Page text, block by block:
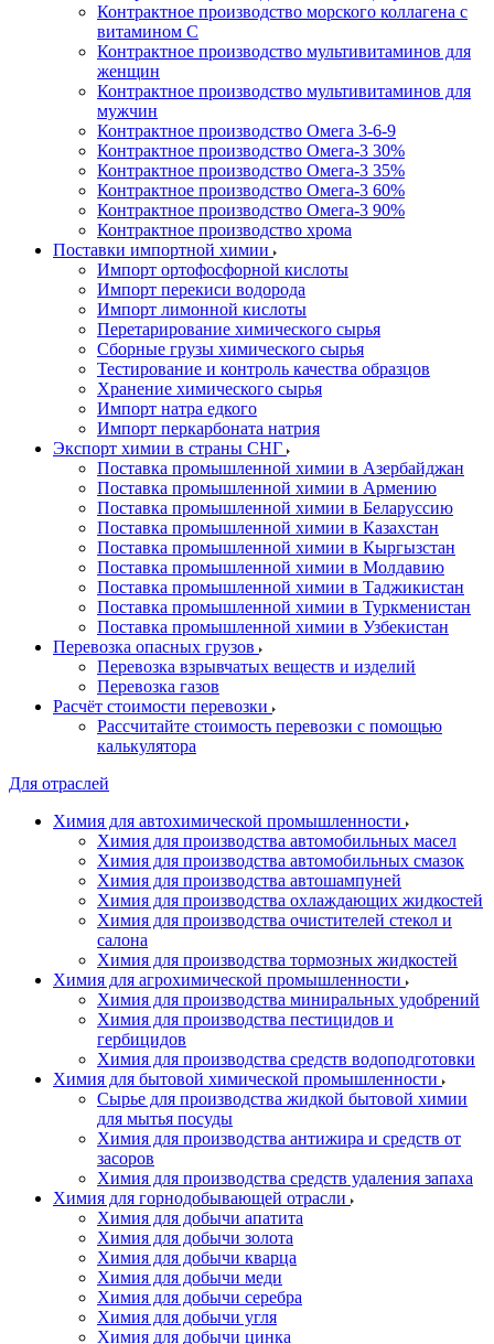
Контрактное производство морского коллагена с
витамином С
Контрактное производство мультивитаминов для
женщин
Контрактное производство мультивитаминов для
мужчин
Контрактное производство Омега 3-6-9
Контрактное производство Омега-3 30%
Контрактное производство Омега-3 35%
Контрактное производство Омега-3 60%
Контрактное производство Омега-3 90%
Контрактное производство хрома
Поставки импортной химии
Импорт ортофосфорной кислоты
Импорт перекиси водорода
Импорт лимонной кислоты
Перетарирование химического сырья
Сборные грузы химического сырья
Тестирование и контроль качества образцов
Хранение химического сырья
Импорт натра едкого
Импорт перкарбоната натрия
Экспорт химии в страны СНГ
Поставка промышленной химии в Азербайджан
Поставка промышленной химии в Армению
Поставка промышленной химии в Беларуссию
Поставка промышленной химии в Казахстан
Поставка промышленной химии в Кыргызстан
Поставка промышленной химии в Молдавию
Поставка промышленной химии в Таджикистан
Поставка промышленной химии в Туркменистан
Поставка промышленной химии в Узбекистан
Перевозка опасных грузов
Перевозка взрывчатых веществ и изделий
Перевозка газов
Расчёт стоимости перевозки
Рассчитайте стоимость перевозки с помощью
калькулятора
Для отраслей
Химия для автохимической промышленности
Химия для производства автомобильных масел
Химия для производства автомобильных смазок
Химия для производства автошампуней
Химия для производства охлаждающих жидкостей
Химия для производства очистителей стекол и
салона
Химия для производства тормозных жидкостей
Химия для агрохимической промышленности
Химия для производства миниральных удобрений
Химия для производства пестицидов и
гербицидов
Химия для производства средств водоподготовки
Химия для бытовой химической промышленности
Сырье для производства жидкой бытовой химии
для мытья посуды
Химия для производства антижира и средств от
засоров
Химия для производства средств удаления запаха
Химия для горнодобывающей отрасли
Химия для добычи апатита
Химия для добычи золота
Химия для добычи кварца
Химия для добычи меди
Химия для добычи серебра
Химия для добычи угля
Химия для добычи цинка